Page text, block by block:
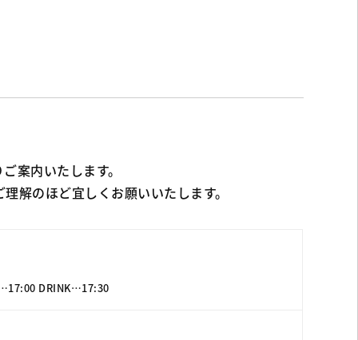
案内いたします。
解のほど宜しくお願いいたします。
DRINK…17:30